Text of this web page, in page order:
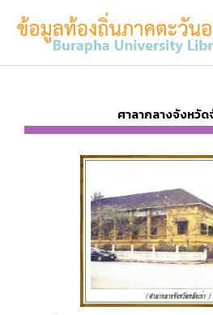
ศาลากลางจังหวั